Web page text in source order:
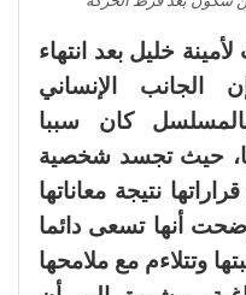
خليل بعد انتهاء
الجانب الإنساني
كان سببا
حيث تجسد شخصية
نتيجة معاناتها
أنها تسعى دائما
وتتلاءم مع ملامحها